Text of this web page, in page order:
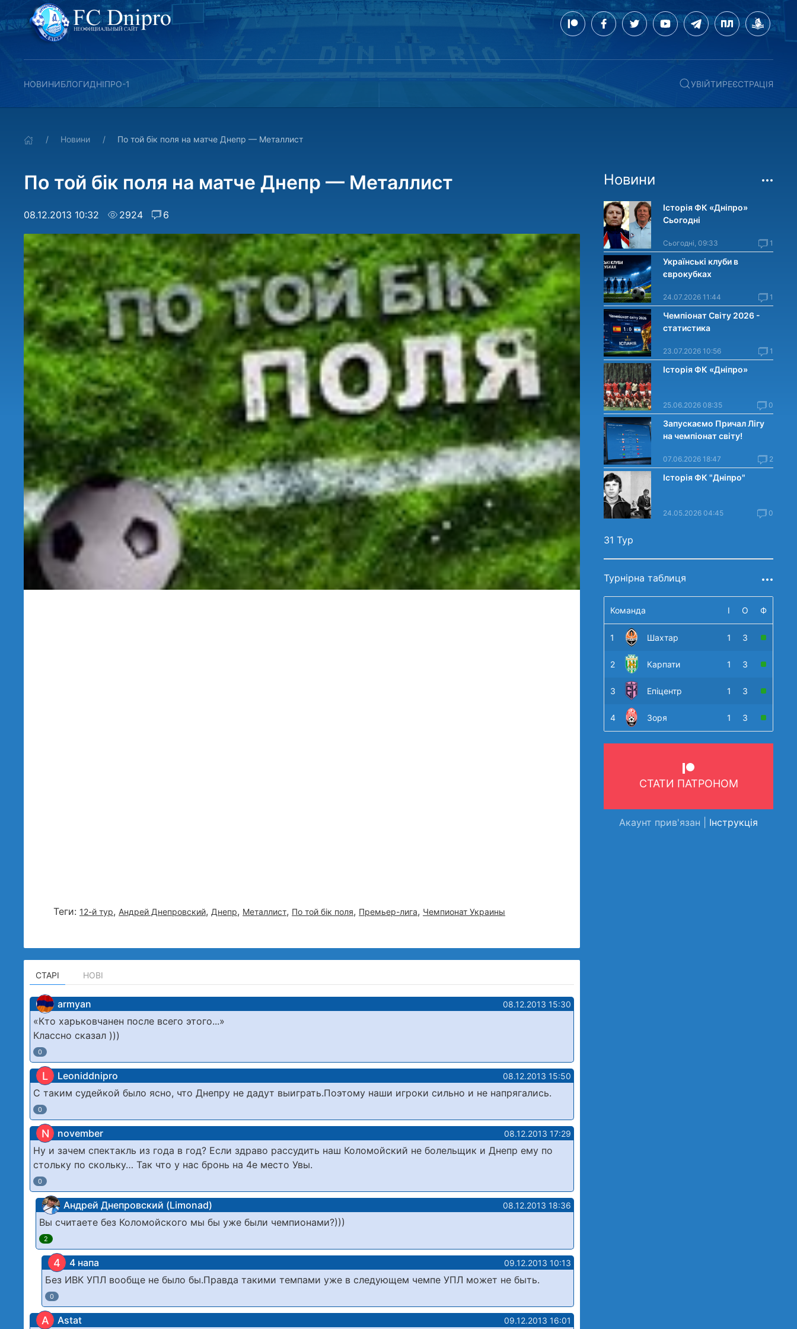
НОВИНИБЛОГИДНІПРО-1 УВІЙТИРЕЄСТРАЦІЯ
Новини По той бiк поля на матче Днепр — Металлист
По той бiк поля на матче Днепр — Металлист
08.12.2013 10:32 2924 6
Теги: 12-й тур, Андрей Днепровский, Днепр, Металлист, По той бiк поля, Премьер-лига, Чемпионат Украины
СТАРІ НОВІ
armyan 08.12.2013 15:30
«Кто харьковчанен после всего этого...»
Классно сказал )))
0
L Leoniddnipro 08.12.2013 15:50
С таким судейкой было ясно, что Днепру не дадут выиграть.Поэтому наши игроки сильно и не напрягались.
0
N november 08.12.2013 17:29
Ну и зачем спектакль из года в год? Если здраво рассудить наш Коломойский не болельщик и Днепр ему по
стольку по скольку… Так что у нас бронь на 4е место Увы.
0
Андрей Днепровский (Limonad) 08.12.2013 18:36
Вы считаете без Коломойского мы бы уже были чемпионами?)))
2
4 4 напа 09.12.2013 10:13
Без ИВК УПЛ вообще не было бы.Правда такими темпами уже в следующем чемпе УПЛ может не быть.
0
A Astat 09.12.2013 16:01
Новини
Історія ФК «Дніпро»
Сьогодні
Сьогодні, 09:33 1
Українські клуби в
єврокубках
24.07.2026 11:44 1
Чемпіонат Світу 2026 -
статистика
23.07.2026 10:56 1
Історія ФК «Дніпро»
25.06.2026 08:35 0
Запускаємо Причал Лігу
на чемпіонат світу!
07.06.2026 18:47 2
Історія ФК "Дніпро"
24.05.2026 04:45 0
31 Тур
Турнірна таблиця
Команда І О Ф
1 Шахтар 1 3
2 Карпати 1 3
3 Епіцентр 1 3
4 Зоря 1 3
СТАТИ ПАТРОНОМ
Акаунт прив'язан | Інструкція